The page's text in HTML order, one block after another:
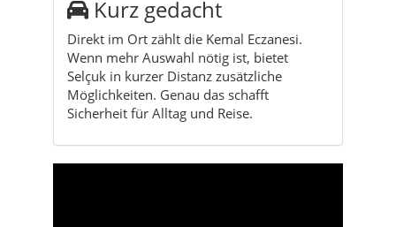
Kurz gedacht
Direkt im Ort zählt die Kemal Eczanesi.
Wenn mehr Auswahl nötig ist, bietet
Selçuk in kurzer Distanz zusätzliche
Möglichkeiten. Genau das schafft
Sicherheit für Alltag und Reise.